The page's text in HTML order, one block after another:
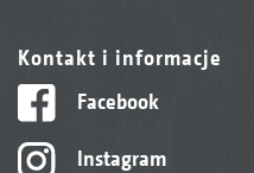
Kontakt i informacje
Facebook
Instagram